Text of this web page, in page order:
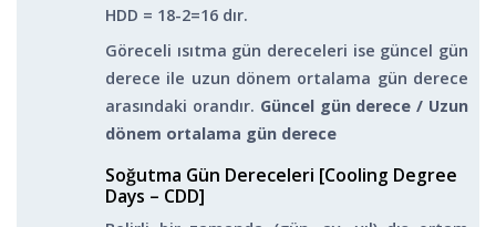
HDD = 18-2=16 dır.
Göreceli ısıtma gün dereceleri ise güncel gün
derece ile uzun dönem ortalama gün derece
arasındaki orandır. Güncel gün derece / Uzun
dönem ortalama gün derece
Soğutma Gün Dereceleri [Cooling Degree
Days – CDD]